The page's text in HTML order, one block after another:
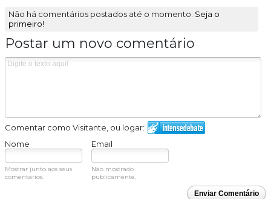
Não há comentários postados até o momento. Seja o
primeiro!
Postar um novo comentário
Comentar como Visitante, ou logar:
Nome
Email
Mostrar junto aos seus
comentários.
Não mostrado
publicamente.
Enviar Comentário